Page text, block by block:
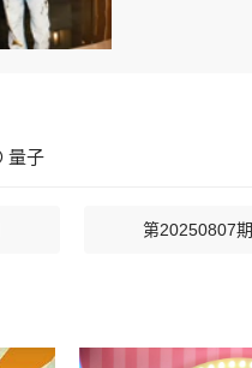
量子
第20250807期